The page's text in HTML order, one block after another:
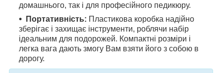
домашнього, так і для професійного педикюру.
Портативність: Пластикова коробка надійно
зберігає і захищає інструменти, роблячи набір
ідеальним для подорожей. Компактні розміри і
легка вага дають змогу Вам взяти його з собою в
дорогу.